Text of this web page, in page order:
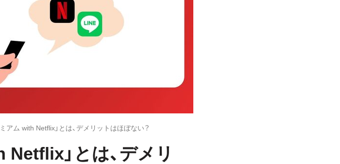
ミアム with Netflix」とは、デメリットはほぼない？
」とは、デメリ